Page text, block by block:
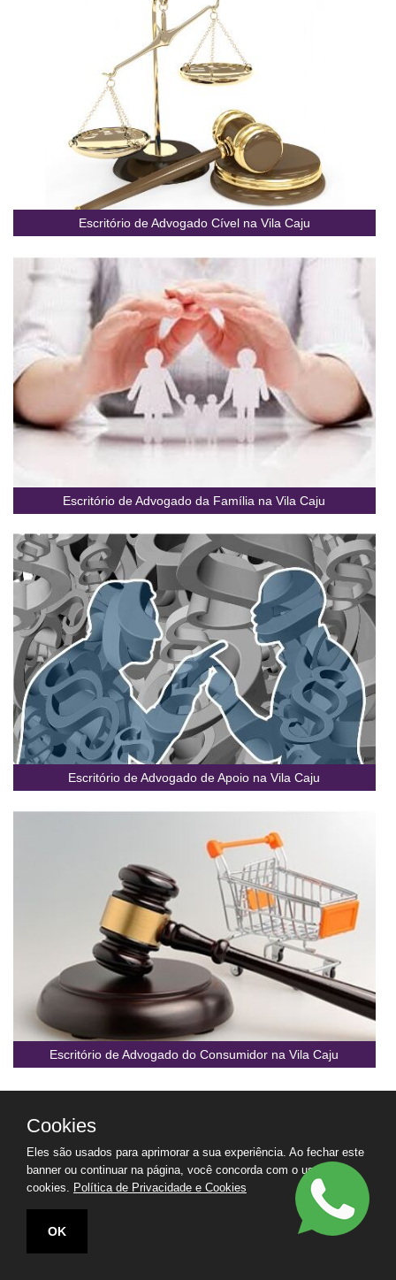
Escritório de Advogado Cível na Vila Caju
Escritório de Advogado da Família na Vila Caju
Escritório de Advogado de Apoio na Vila Caju
Escritório de Advogado do Consumidor na Vila Caju
Cookies
Eles são usados para aprimorar a sua experiência. Ao fechar este
banner ou continuar na página, você concorda com o uso de
cookies. Política de Privacidade e Cookies
OK